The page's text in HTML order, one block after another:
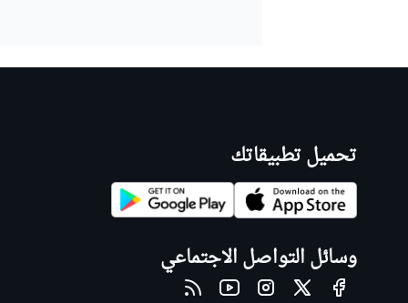
تحميل تطبيقاتك
وسائل التواصل الاجتماعي